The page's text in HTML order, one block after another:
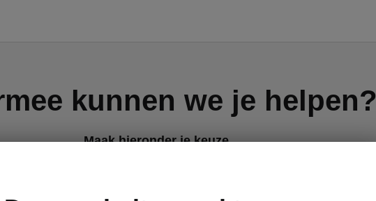
kunnen we je helpen?
Maak hieronder je keuze